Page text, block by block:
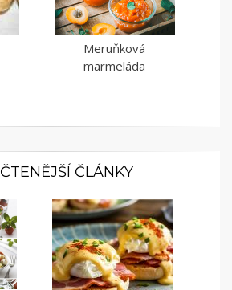
Meruňková
marmeláda
ČLÁNKY